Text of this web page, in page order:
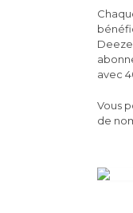
avec
Vous
de